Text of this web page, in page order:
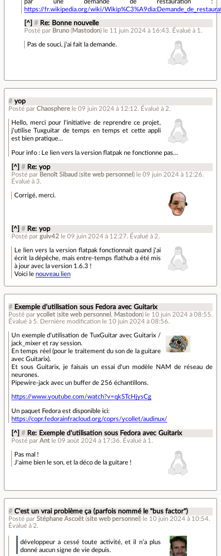
par une demande de restauration :
https://fr.wikipedia.org/wiki/
[^] # Re: Bonne nouvelle
Posté par Bruno(Mastodon) le 11 juin 2024 à 16:43.Évalué à 1.
Pas de souci, j'ai fait la demande.
# yop
Posté par Chaosphere le 09 juin 2024 à 12:12. Évalué à 2.
Hello, merci pour l'initiative de reprendre ce projet,
j'utilise Tuxguitar de temps en temps et cette appli
est bien pratique…
Pour info : Le lien vers la version flatpak ne fonctionne pas…
[^] # Re: yop
Posté par Benoît Sibaud (site web personnel ) le 09 juin 2024 à 12:26.
Évalué à 3.
Corrigé, merci.
[^] # Re: yop
Posté parguiv42 le 09 juin 2024 à 12:27. Évalué à 2.
Le lien vers la version flatpak fonctionnait quand j'ai
écrit la dépêche, mais entre-temps flathub a été mis
à jour avec la version 1.6.3 !
Voici le nouveau lien
# Exemple d'utilisation sous Fedora avec Guitarix
Posté par ycollet (site web personnel , Mastodon) le 10 juin 2024 à 08:55.
Évalué à 5. Dernière modification le 10 juin 2024 à 08:56.
Un exemple d'utilisation de TuxGuitar avec Guitarix /
jack_mixer et ray session.
En temps réel (pour le traitement du son de la guitare
avec Guitarix).
Et sous Guitarix, je faisais un essai d'un modèle NAM de réseau de
neurones.
Pipewire-jack avec un buffer de 256 échantillons.
https://www.youtube.com/watch?v=qkSTcHjysCg
Un paquet Fedora est disponible ici:
https://copr.fedorainfracloud.org/coprs/ycollet/audinux/
[^] # Re: Exemple d'utilisation sous Fedora avec Guitarix
Posté parAnt le 09 août 2024 à 17:36. Évalué à 1 .
Pas mal !
J'aime bien le son, et la déco de la guitare !
# C'est un vrai problème ça (parfois nommé le "bus factor")
Posté par Stéphane Ascoët (site web personnel ) le 10 juin 2024 à 10:54.
Évalué à 2.
développeur a cessé toute activité, et il n’a plus
donné aucun signe de vie depuis.